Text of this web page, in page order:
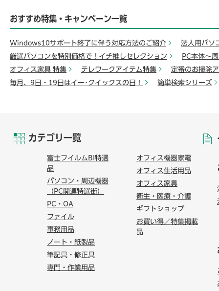
おすすめ特集・キャンペーン一覧
Windows10サポート終了に伴う対応方法のご紹介
法人用パソ
厳選パソコンを特別価格で！イチ推しセレクション
PC本体～
オフィス家具 特集
テレワークアイテム特集
定番のお掃除
毎月、9日・19日はイー･クイックスの日！
簡単検索シリーズ
カテゴリ一覧
富士フイルムBI特選
品
パソコン・周辺機器
（PC関連特選街）
PC・OA
ファイル
事務用品
ノート・紙製品
筆記具・修正具
専門・作業用品
オフィス機器家電
オフィス生活用品
オフィス家具
衛生・医療・介護
ギフトショップ
お買い得／特集掲載
品